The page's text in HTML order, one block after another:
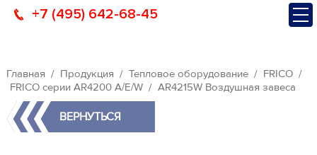
+7 (495) 642-68-45
Главная Продукция Тепловое оборудование
FRICO
FRICO серии AR4200 A/E/W
AR4215W Воздушная завеса
ВЕРНУТЬСЯ